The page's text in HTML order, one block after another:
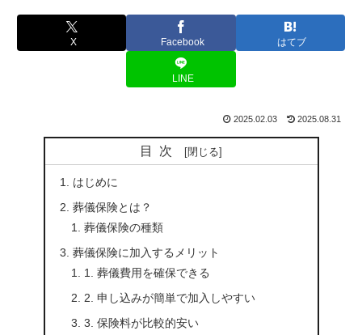
X Facebook はてブ
LINE
2025.02.03 2025.08.31
目次
はじめに
葬儀保険とは？
葬儀保険の種類
葬儀保険に加入するメリット
1. 葬儀費用を確保できる
2. 申し込みが簡単で加入しやすい
3. 保険料が比較的安い